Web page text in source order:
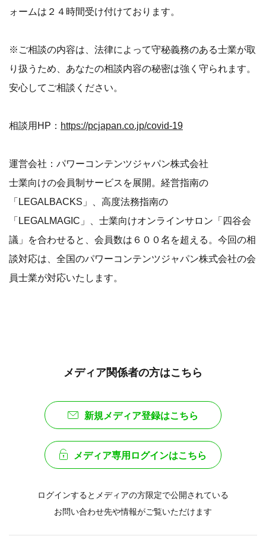
ォームは２４時間受け付けております。
※ご相談の内容は、法律によって守秘義務のある士業が取
り扱うため、あなたの相談内容の秘密は強く守られます。
安心してご相談ください。
相談用HP： https://pcjapan.co.jp/covid-19
運営会社：パワーコンテンツジャパン株式会社
士業向けの会員制サービスを展開。経営指南の
「LEGALBACKS」、高度法務指南の
「LEGALMAGIC」、士業向けオンラインサロン「四谷会
議」を合わせると、会員数は６００名を超える。今回の相
談対応は、全国のパワーコンテンツジャパン株式会社の会
員士業が対応いたします。
メディア関係者の方はこちら
新規メディア登録はこちら
メディア専用ログインはこちら
ログインするとメディアの方限定で公開されている
お問い合わせ先や情報がご覧いただけます